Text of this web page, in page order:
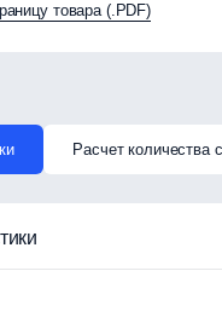
товара (.PDF)
Расчет количества